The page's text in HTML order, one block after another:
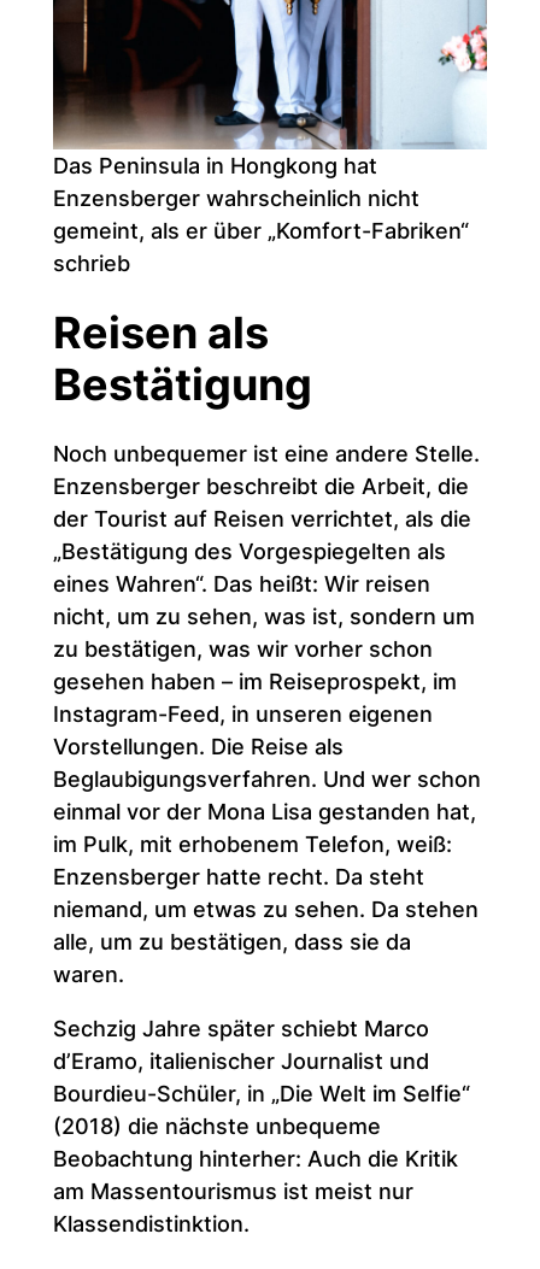
Das Peninsula in Hongkong hat
Enzensberger wahrscheinlich nicht
gemeint, als er über „Komfort-Fabriken“
schrieb
Reisen als
Bestätigung
Noch unbequemer ist eine andere Stelle.
Enzensberger beschreibt die Arbeit, die
der Tourist auf Reisen verrichtet, als die
„Bestätigung des Vorgespiegelten als
eines Wahren“. Das heißt: Wir reisen
nicht, um zu sehen, was ist, sondern um
zu bestätigen, was wir vorher schon
gesehen haben – im Reiseprospekt, im
Instagram-Feed, in unseren eigenen
Vorstellungen. Die Reise als
Beglaubigungsverfahren. Und wer schon
einmal vor der Mona Lisa gestanden hat,
im Pulk, mit erhobenem Telefon, weiß:
Enzensberger hatte recht. Da steht
niemand, um etwas zu sehen. Da stehen
alle, um zu bestätigen, dass sie da
waren.
Sechzig Jahre später schiebt Marco
d’Eramo, italienischer Journalist und
Bourdieu-Schüler, in „Die Welt im Selfie“
(2018) die nächste unbequeme
Beobachtung hinterher: Auch die Kritik
am Massentourismus ist meist nur
Klassendistinktion.